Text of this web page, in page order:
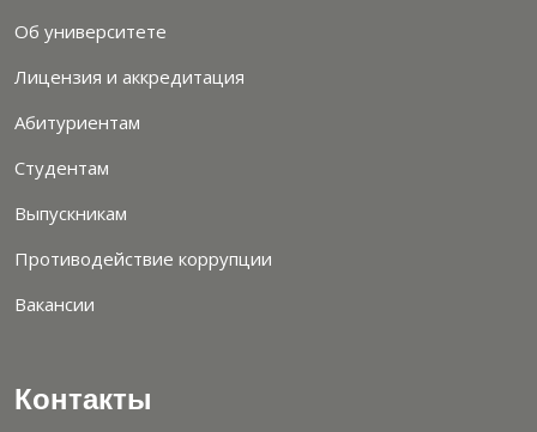
Об университете
Лицензия и аккредитация
Абитуриентам
Студентам
Выпускникам
Противодействие коррупции
Вакансии
Контакты